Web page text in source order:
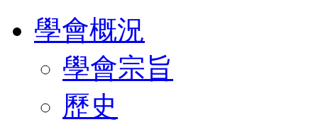
學會概況
學會宗旨
歷史